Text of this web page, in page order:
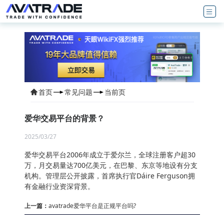
首页 常见问题 当前页
爱华交易平台的背景？
2025/03/27
爱华交易平台2006年成立于爱尔兰，全球注册客户超30
万，月交易量达700亿美元，在巴黎、东京等地设有分支
机构‌。管理层公开披露，首席执行官Dáire Ferguson拥
有金融行业资深背景。
上一篇： avatrade爱华平台是正规平台吗?